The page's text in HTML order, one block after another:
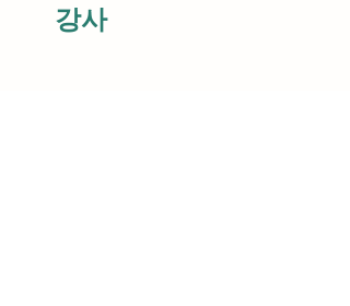
강사